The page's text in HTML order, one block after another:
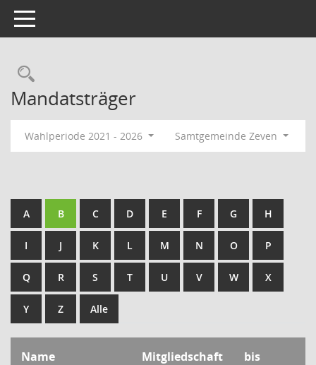
Toggle navigation
Rechercheauswahl
Mandatsträger
Wahlperiode 2021 - 2026 Samtgemeinde Zeven
A B C D E F G H
I J K L M N O P
Q R S T U V W X
Y Z Alle
Name Mitgliedschaft bis